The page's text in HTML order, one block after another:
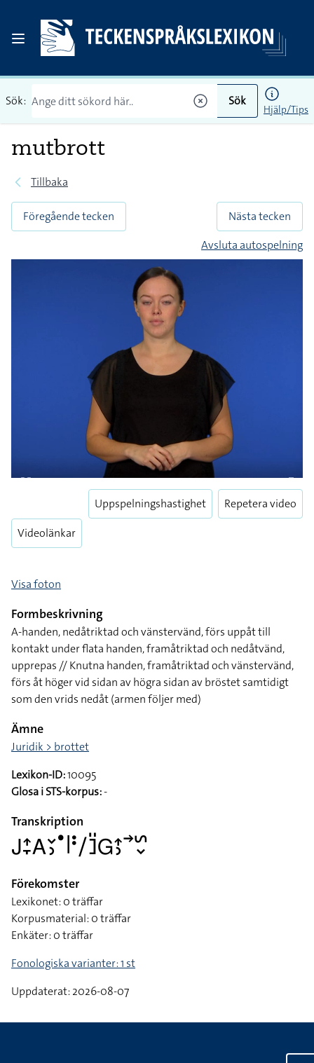
Sök: Sök
Hjälp/Tips
mutbrott
Tillbaka
Föregående tecken
Nästa tecken
Avsluta autospelning
Pause
Enter
Videolänkar
Uppspelningshastighet Repetera video
Visa foton
Formbeskrivning
A-handen, nedåtriktad och vänstervänd, förs uppåt till
kontakt under flata handen, framåtriktad och nedåtvänd,
upprepas // Knutna handen, framåtriktad och vänstervänd,
förs åt höger vid sidan av högra sidan av bröstet samtidigt
som den vrids nedåt (armen följer med)
Ämne
Juridik > brottet
Lexikon-ID:10095
Glosa i STS-korpus:-
Transkription
􌤢􌤴􌥙􌤤􌥖􌤶􌤟􌥼􌥻􌥠􌤔􌤺􌤦􌤴􌤶􌥣􌥲􌦀
Förekomster
Lexikonet: 0 träffar
Korpusmaterial: 0 träffar
Enkäter: 0 träffar
Fonologiska varianter: 1 st
Uppdaterat: 2026-08-07